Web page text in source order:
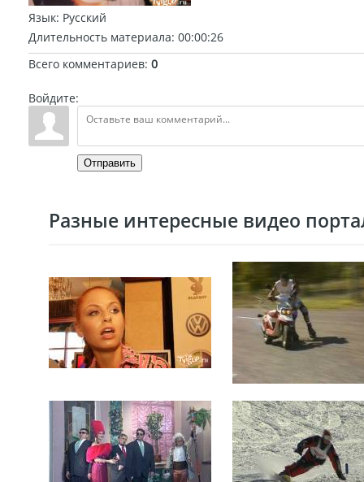
Язык: Русский
Длительность материала: 00:00:26
Всего комментариев: 0
Войдите:
Отправить
Разные интересные видео